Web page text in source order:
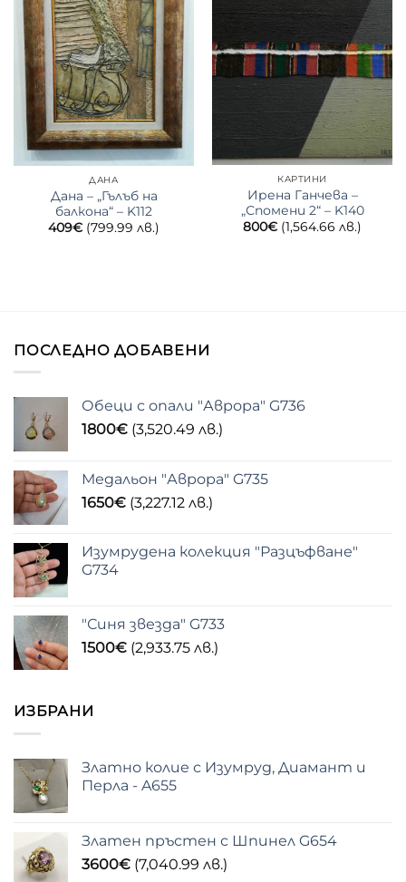
ДАНА
Дана – „Гълъб на
балкона“ – K112
409€ (799.99 лв.)
КАРТИНИ
Ирена Ганчева –
„Спомени 2“ – K140
800€ (1,564.66 лв.)
ПОСЛЕДНО ДОБАВЕНИ
Обеци с опали "Аврора" G736
1800€ (3,520.49 лв.)
Медальон "Аврора" G735
1650€ (3,227.12 лв.)
Изумрудена колекция "Разцъфване"
G734
"Синя звезда" G733
1500€ (2,933.75 лв.)
ИЗБРАНИ
Златно колие с Изумруд, Диамант и
Перла - A655
Златен пръстен с Шпинел G654
3600€ (7,040.99 лв.)